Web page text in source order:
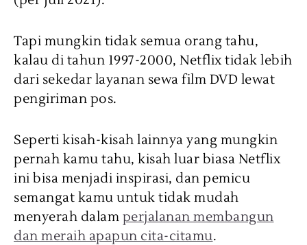
Tapi mungkin tidak semua orang tahu,
kalau di tahun 1997-2000, Netflix tidak lebih
dari sekedar layanan sewa film DVD lewat
pengiriman pos.
Seperti kisah-kisah lainnya yang mungkin
pernah kamu tahu, kisah luar biasa Netflix
ini bisa menjadi inspirasi, dan pemicu
semangat kamu untuk tidak mudah
menyerah dalam perjalanan membangun
dan meraih apapun cita-citamu.